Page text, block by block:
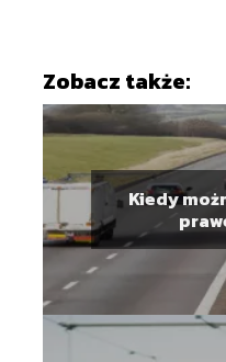
Zobacz także:
Kiedy